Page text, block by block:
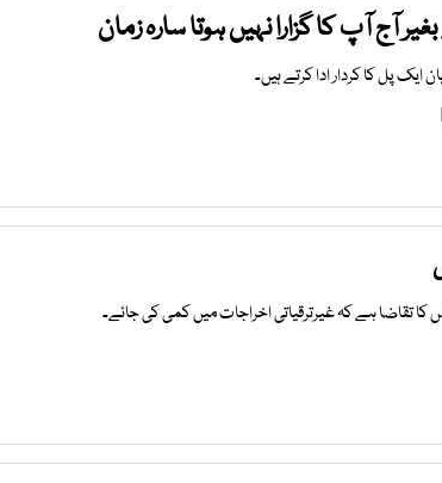
آج آپ کا گزارا نہیں ہوتا سارہ زمان
پل کا کردار ادا کرتے ہیں۔
تقاضا ہے کہ غیرترقیاتی اخراجات میں کمی کی جائے۔